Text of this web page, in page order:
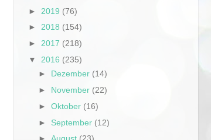
► 2019 (76)
► 2018 (154)
► 2017 (218)
▼ 2016 (235)
► Dezember (14)
► November (22)
►Oktober (16)
► September (12)